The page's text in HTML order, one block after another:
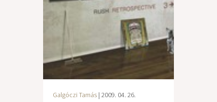
Galgóczi Tamás | 2009. 04. 26.